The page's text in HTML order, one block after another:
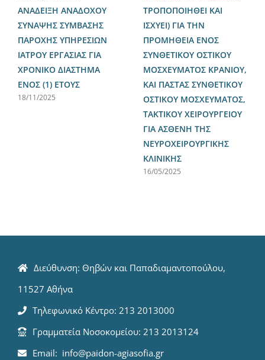
ΑΝΑΔΕΙΞΗ ΑΝΑΔΟΧΟΥ
ΣΥΝΑΨΗΣ ΣΥΜΒΑΣΗΣ
ΠΑΡΟΧΗΣ ΥΠΗΡΕΣΙΩΝ
ΙΑΤΡΟΥ ΕΡΓΑΣΙΑΣ ΓΙΑ
ΧΡΟΝΙΚΟ ΔΙΑΣΤΗΜΑ
ΕΝΟΣ (1) ΕΤΟΥΣ
18/11/2025
ΤΡΟΠΟΠΟΙΗΘΕΙ ΚΑΙ
ΙΣΧΥΕΙ) ΓΙΑ ΤΗΝ
ΠΡΟΜΗΘΕΙΑ ΕΝΟΣ
ΣΥΝΘΕΤΙΚΟΥ ΟΣΤΙΚΟΥ
ΜΟΣΧΕΥΜΑΤΟΣ ΚΡΑΝΙΟΥ,
ΚΑΙ ΠΑΣΤΑΣ ΣΥΝΘΕΤΙΚΟΥ
ΟΣΤΙΚΟΥ ΜΟΣΧΕΥΜΑΤΟΣ,
ΤΑΚΤΙΚΟΥ ΧΕΙΡΟΥΡΓΕΙΟΥ
ΓΙΑ ΑΣΘΕΝΗ ΤΗΣ
ΝΕΥΡΟΧΕΙΡΟΥΡΓΙΚΗΣ
ΚΛΙΝΙΚΗΣ
16/05/2025
Διεύθυνση: Θηβών και Παπαδιαμαντοπούλου,
11527 Αθήνα
Τηλεφωνικό Κέντρο: 213 2013000
Γραμματεία Νοσοκομείου: 213 2013124
Email: info@paidon-agiasofia.gr